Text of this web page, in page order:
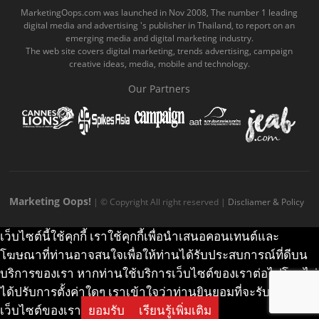
o
o
k
c
o
b
e
.
o
m
e
g
r
a
.
k
.
c
m
MarketingOops.com was launched in Nov 2008, The number 1 leading
digital media and advertising 's publisher in Thailand, to report on an
emerging media and digital marketing industry.
The web site covers digital marketing, trends advertising, campaign
creative ideas, media, mobile and technology.
Our Partners
Marketing Oops! | © Copyright All right reserved | Discliamer & Policy
เว็บไซต์นี้ใช้คุกกี้ เราใช้คุกกี้เพื่อนำเสนอคอนเทนต์และ
โฆษณาที่ท่านอาจสนใจเพื่อให้ท่านได้รับประสบการณ์ที่ดีบน
บริการของเรา หากท่านใช้บริการเว็บไซต์ของเราต่อไปโดยไม่
ได้ปรับการตั้งค่าใดๆ เราเข้าใจว่าท่านยินยอมที่จะรับคุกกี้บน
เว็บไซต์ของเรา ยอมรับ เรียนรู้เพิ่มเติม